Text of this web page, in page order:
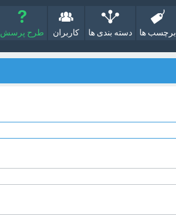
برچسب ها دسته بندی ها کاربران طرح پرسش